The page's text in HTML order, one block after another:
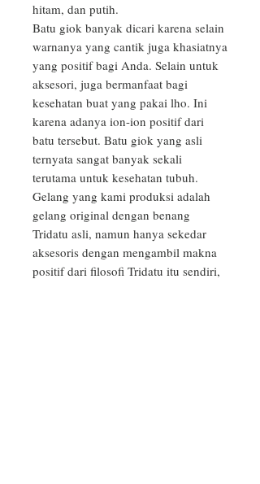
hitam, dan putih.
Batu giok banyak dicari karena selain
warnanya yang cantik juga khasiatnya
yang positif bagi Anda. Selain untuk
aksesori, juga bermanfaat bagi
kesehatan buat yang pakai lho. Ini
karena adanya ion-ion positif dari
batu tersebut. Batu giok yang asli
ternyata sangat banyak sekali
terutama untuk kesehatan tubuh.
Gelang yang kami produksi adalah
gelang original dengan benang
Tridatu asli, namun hanya sekedar
aksesoris dengan mengambil makna
positif dari filosofi Tridatu itu sendiri,